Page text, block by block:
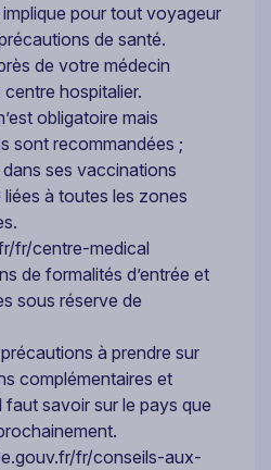
implique pour tout voyageur
de santé.
de votre médecin
hospitalier.
obligatoire mais
sont recommandées ;
dans ses vaccinations
à toutes les zones
fr/centre-medical
de formalités d’entrée et
sous réserve de
à prendre sur
complémentaires et
faut savoir sur le pays que
fr/conseils-aux-